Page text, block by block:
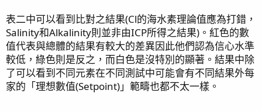
表二中可以看到比對之結果(Cl的海水素理論值應為打錯，
Salinity和Alkalinity則並非由ICP所得之結果)。紅色的數
值代表與總體的結果有較大的差異因此他們認為信心水準
較低，綠色則是反之，而白色是沒特別的顯著。結果中除
了可以看到不同元素在不同測試中可能會有不同結果外每
家的「理想數值(Setpoint)」範疇也都不太一樣。